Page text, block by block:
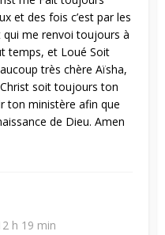
et des fois c’est par les
qui me renvoi toujours à
temps, et Loué Soit
très chère Aïsha,
soit toujours ton
ton ministère afin que
de Dieu. Amen
h 19 min